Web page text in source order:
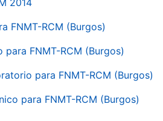
2014
FNMT-RCM (Burgos)
FNMT-RCM (Burgos)
para FNMT-RCM (Burgos)
para FNMT-RCM (Burgos)